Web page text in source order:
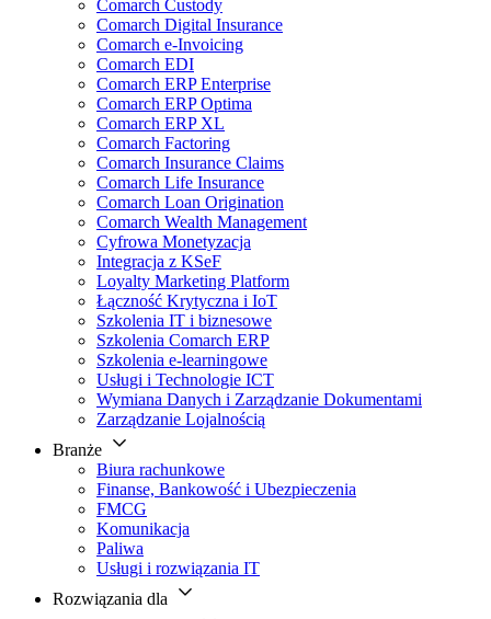
Comarch Custody
Comarch Digital Insurance
Comarch e-Invoicing
Comarch EDI
Comarch ERP Enterprise
Comarch ERP Optima
Comarch ERP XL
Comarch Factoring
Comarch Insurance Claims
Comarch Life Insurance
Comarch Loan Origination
Comarch Wealth Management
Cyfrowa Monetyzacja
Integracja z KSeF
Loyalty Marketing Platform
Łączność Krytyczna i IoT
Szkolenia IT i biznesowe
Szkolenia Comarch ERP
Szkolenia e-learningowe
Usługi i Technologie ICT
Wymiana Danych i Zarządzanie Dokumentami
Zarządzanie Lojalnością
Branże
Biura rachunkowe
Finanse, Bankowość i Ubezpieczenia
FMCG
Komunikacja
Paliwa
Usługi i rozwiązania IT
Rozwiązania dla